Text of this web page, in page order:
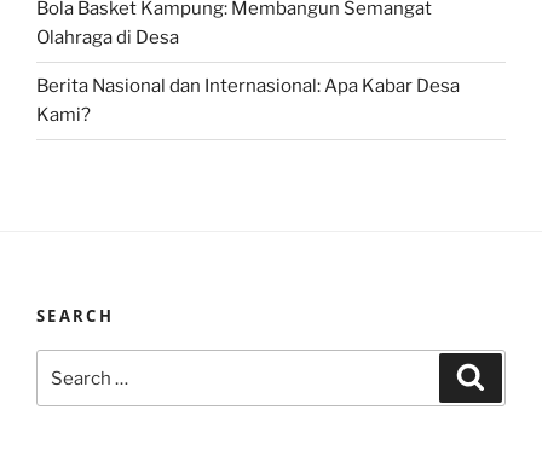
Bola Basket Kampung: Membangun Semangat
Olahraga di Desa
Berita Nasional dan Internasional: Apa Kabar Desa
Kami?
SEARCH
for: